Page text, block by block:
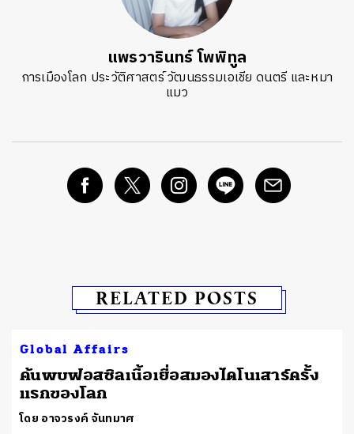
แพรวารินทร์ โพพิทูล
การเมืองโลก ประวัติศาสตร์ วัฒนธรรมเอเชีย ดนตรี และหมา
แมว
RELATED POSTS
Global Affairs
ค้นพบฟอสซิลเนื้อเยื่อสมองไดโนเสาร์ครั้ง
แรกของโลก
โดย อาจวรงค์ จันทมาศ